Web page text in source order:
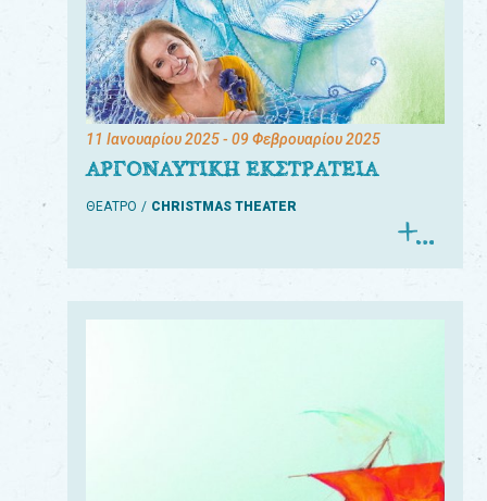
11 Ιανουαρίου 2025- 09 Φεβρουαρίου 2025
ΑΡΓΟΝΑΥΤΙΚΗ ΕΚΣΤΡΑΤΕΙΑ
ΘΕΑΤΡΟ CHRISTMAS THEATER